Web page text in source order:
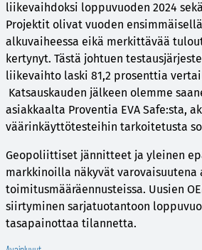
liikevaihdoksi loppuvuoden 2024
Projektit olivat vuoden
alkuvaiheessa eikä merkittävää
kertynyt. Tästä johtuen
liikevaihto laski 81,2 prosenttia
Katsauskauden jälkeen olemme
asiakkaalta Proventia EVA Safe:sta,
väärinkäyttötesteihin tarkoitetusta
Geopoliittiset jännitteet ja yleinen
markkinoilla näkyvät varovaisuutena
toimitusmääräennusteissa. Uusien
siirtyminen sarjatuotantoon
tasapainottaa tilannetta.